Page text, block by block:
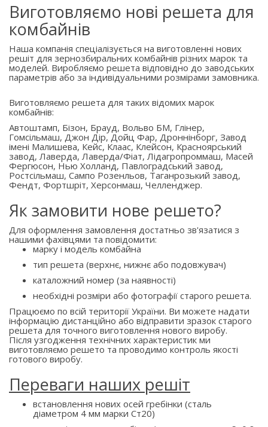
Виготовляємо нові решета для
комбайнів
Наша компанія спеціалізується на виготовленні нових
решіт для зернозбиральних комбайнів різних марок та
моделей. Виробляємо решета відповідно до заводських
параметрів або за індивідуальними розмірами замовника.
Виготовляємо решета для таких відомих марок
комбайнів:
Автоштамп, Бізон, Брауд, Вольво БМ, Глінер,
Гомсільмаш, Джон Дір, Дойц Фар, Дроннінборг, Завод
імені Малишева, Кейс, Клаас, Клейсон, Красноярський
завод, Лаверда, Лаверда/Фіат, Лідагропроммаш, Масей
Фергюсон, Нью Холланд, Павлоградський завод,
Ростсільмаш, Сампо Розенльов, Таганрозький завод,
Фендт, Фортшріт, Херсонмаш, Челленджер.
Як замовити нове решето?
Для оформлення замовлення достатньо зв'язатися з
нашими фахівцями та повідомити:
марку і модель комбайна
тип решета (верхнє, нижнє або подовжувач)
каталожний номер (за наявності)
необхідні розміри або фотографії старого решета.
Працюємо по всій території України. Ви можете надати
інформацію дистанційно або відправити зразок старого
решета для точного виготовлення нового виробу.
Після узгодження технічних характеристик ми
виготовляємо решето та проводимо контроль якості
готового виробу.
Переваги наших решіт
встановлення нових осей гребінки (сталь
діаметром 4 мм марки Ст20)